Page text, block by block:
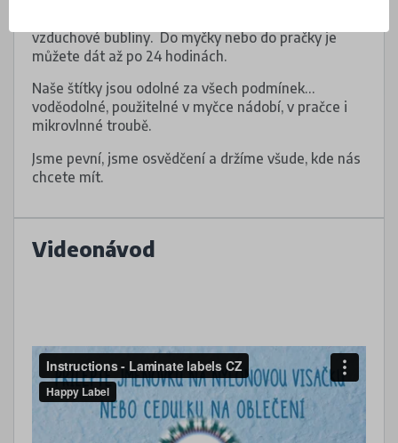
vzduchové bubliny. Do myčky nebo do pračky je
můžete dát až po 24 hodinách.
Naše štítky jsou odolné za všech podmínek…
voděodolné, použitelné v myčce nádobí, v pračce i
mikrovlnné troubě.
Jsme pevní, jsme osvědčení a držíme všude, kde nás
chcete mít.
Videonávod